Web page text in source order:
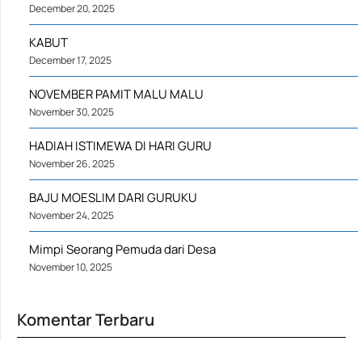
December 20, 2025
KABUT
December 17, 2025
NOVEMBER PAMIT MALU MALU
November 30, 2025
HADIAH ISTIMEWA DI HARI GURU
November 26, 2025
BAJU MOESLIM DARI GURUKU
November 24, 2025
Mimpi Seorang Pemuda dari Desa
November 10, 2025
Komentar Terbaru